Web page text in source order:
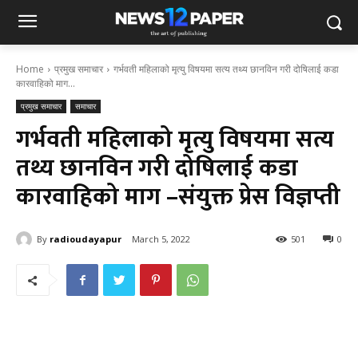
Home प्रमुख समाचार
गर्भवती महिलाको मृत्यु विषयमा सत्य तथ्य छानविन गरी दोषिलाई कडा
कारवाहिको माग...
प्रमुख समाचार समाचार
गर्भवती महिलाको मृत्यु विषयमा सत्य
तथ्य छानविन गरी दोषिलाई कडा
कारवाहिको माग –संयुक्त प्रेस विज्ञप्ती
By radioudayapur March 5, 2022 0
501